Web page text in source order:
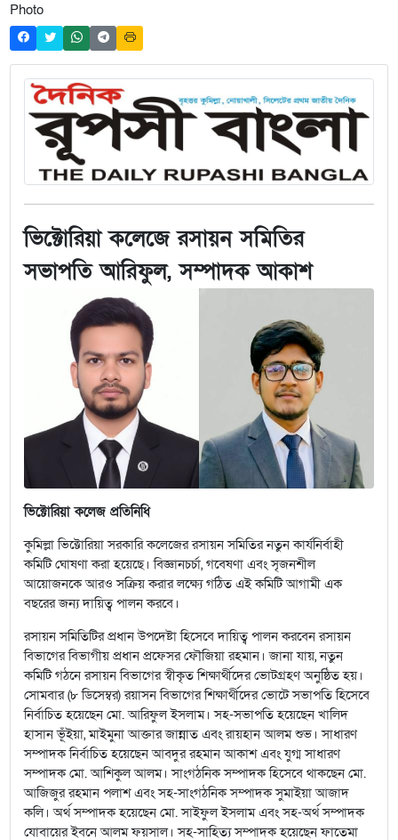
ভিক্টোরিয়া কলেজে রসায়ন সমিতির
সভাপতি আরিফুল, সম্পাদক আকাশ
ভিক্টোরিয়া কলেজ প্রতিনিধি
কুমিল্লা ভিক্টোরিয়া সরকারি কলেজের রসায়ন সমিতির নতুন কার্যনির্বাহী
কমিটি ঘোষণা করা হয়েছে। বিজ্ঞানচর্চা, গবেষণা এবং সৃজনশীল
আয়োজনকে আরও সক্রিয় করার লক্ষ্যে গঠিত এই কমিটি আগামী এক
বছরের জন্য দায়িত্ব পালন করবে।
রসায়ন সমিতিটির প্রধান উপদেষ্টা হিসেবে দায়িত্ব পালন করবেন রসায়ন
বিভাগের বিভাগীয় প্রধান প্রফেসর ফৌজিয়া রহমান। জানা যায়, নতুন
কমিটি গঠনে রসায়ন বিভাগের স্বীকৃত শিক্ষার্থীদের ভোটগ্রহণ অনুষ্ঠিত হয়।
সোমবার (৮ ডিসেম্বর) রয়াসন বিভাগের শিক্ষার্থীদের ভোটে সভাপতি হিসেবে
নির্বাচিত হয়েছেন মো. আরিফুল ইসলাম। সহ-সভাপতি হয়েছেন খালিদ
হাসান ভূঁইয়া, মাইমুনা আক্তার জান্নাত এবং রায়হান আলম শুভ। সাধারণ
সম্পাদক নির্বাচিত হয়েছেন আবদুর রহমান আকাশ এবং যুগ্ম সাধারণ
সম্পাদক মো. আশিকুল আলম। সাংগঠনিক সম্পাদক হিসেবে থাকছেন মো.
আজিজুর রহমান পলাশ এবং সহ-সাংগঠনিক সম্পাদক সুমাইয়া আজাদ
কলি। অর্থ সম্পাদক হয়েছেন মো. সাইফুল ইসলাম এবং সহ-অর্থ সম্পাদক
যোবায়ের ইবনে আলম ফয়সাল। সহ-সাহিত্য সম্পাদক হয়েছেন ফাতেমা